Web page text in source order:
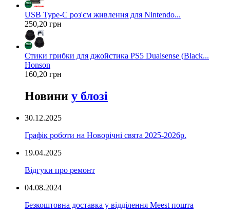
USB Type-C роз'єм живлення для Nintendo...
250,20 грн
Стики грибки для джойстика PS5 Dualsense (Black...
Honson
160,20 грн
Новини у блозі
30.12.2025
Графік роботи на Новорічні свята 2025-2026р.
19.04.2025
Відгуки про ремонт
04.08.2024
Безкоштовна доставка у відділення Meest пошта